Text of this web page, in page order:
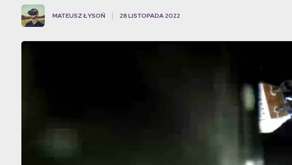
MATEUSZ ŁYSOŃ 28 LISTOPADA 2022